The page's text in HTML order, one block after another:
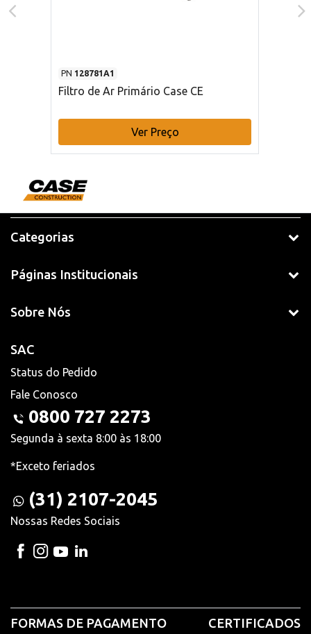
PN 128781A1
Filtro de Ar Primário Case CE
Ver Preço
Categorias
Páginas Institucionais
Sobre Nós
SAC
Status do Pedido
Fale Conosco
0800 727 2273
Segunda à sexta 8:00 às 18:00
*Exceto feriados
(31) 2107-2045
Nossas Redes Sociais
FORMAS DE PAGAMENTO CERTIFICADOS